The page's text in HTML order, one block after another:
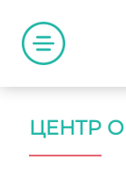
ЦЕНТР